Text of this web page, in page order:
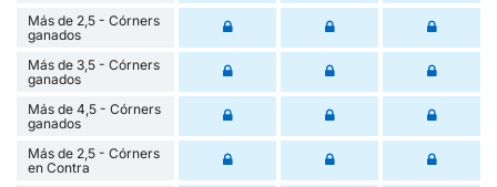
Más de 2,5 - Córners
ganados
Más de 3,5 - Córners
ganados
Más de 4,5 - Córners
ganados
Más de 2,5 - Córners
en Contra